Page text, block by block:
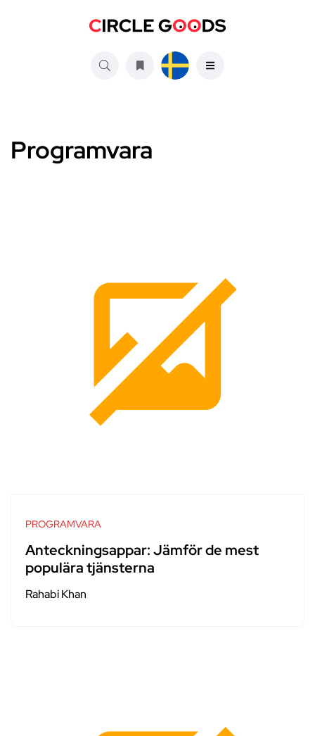
Programvara
PROGRAMVARA
Anteckningsappar: Jämför de mest
populära tjänsterna
Rahabi Khan